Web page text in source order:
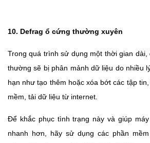
10. Defrag ổ cứng thường xuyên
Trong quá trình sử dụng một thời gian
thường sẽ bị phân mảnh dữ liệu do nhiều
hạn như tạo thêm hoặc xóa bớt các tập
mềm, tải dữ liệu từ internet.
Để khắc phục tình trạng này và giúp
nhanh hơn, hãy sử dụng các phần